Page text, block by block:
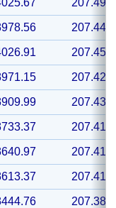
207.49
207.44
207.45
207.42
207.43
207.41
207.41
207.41
207.38